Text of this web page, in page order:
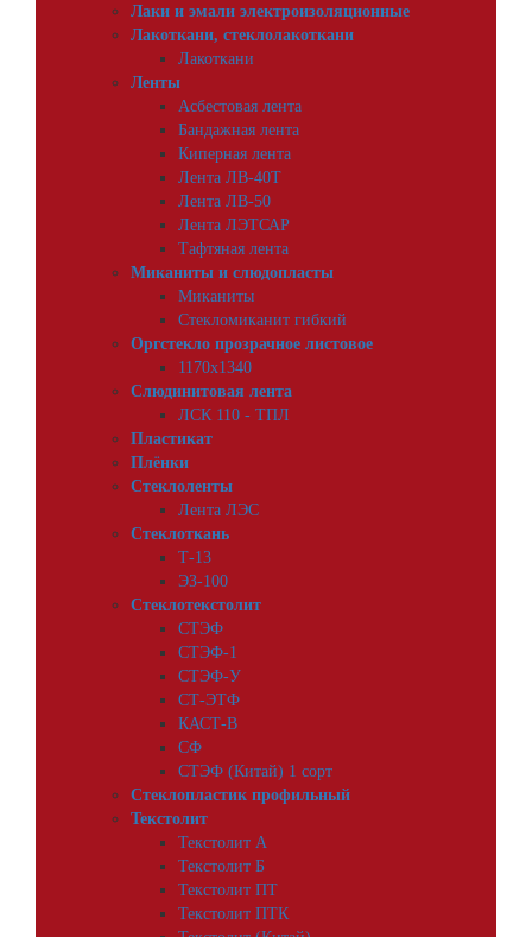
Лаки и эмали электроизоляционные
Лакоткани, стеклолакоткани
Лакоткани
Ленты
Асбестовая лента
Бандажная лента
Киперная лента
Лента ЛВ-40Т
Лента ЛВ-50
Лента ЛЭТСАР
Тафтяная лента
Миканиты и слюдопласты
Миканиты
Стекломиканит гибкий
Оргстекло прозрачное листовое
1170х1340
Слюдинитовая лента
ЛСК 110 - ТПЛ
Пластикат
Плёнки
Стеклоленты
Лента ЛЭС
Стеклоткань
Т-13
ЭЗ-100
Стеклотекстолит
СТЭФ
СТЭФ-1
СТЭФ-У
СТ-ЭТФ
КАСТ-В
СФ
СТЭФ (Китай) 1 сорт
Стеклопластик профильный
Текстолит
Текстолит А
Текстолит Б
Текстолит ПТ
Текстолит ПТК